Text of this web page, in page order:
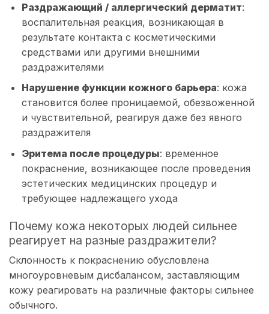
Раздражающий / аллергический дерматит:
воспалительная реакция, возникающая в
результате контакта с косметическими
средствами или другими внешними
раздражителями
Нарушение функции кожного барьера: кожа
становится более проницаемой, обезвоженной
и чувствительной, реагируя даже без явного
раздражителя
Эритема после процедуры: временное
покраснение, возникающее после проведения
эстетических медицинских процедур и
требующее надлежащего ухода
Почему кожа некоторых людей сильнее
реагирует на разные раздражители?
Склонность к покраснению обусловлена ​​
многоуровневым дисбалансом, заставляющим
кожу реагировать на различные факторы сильнее
обычного.